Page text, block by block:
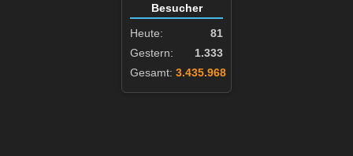
Besucher
Heute:
81
Gestern:
1.333
Gesamt: 3.435.968